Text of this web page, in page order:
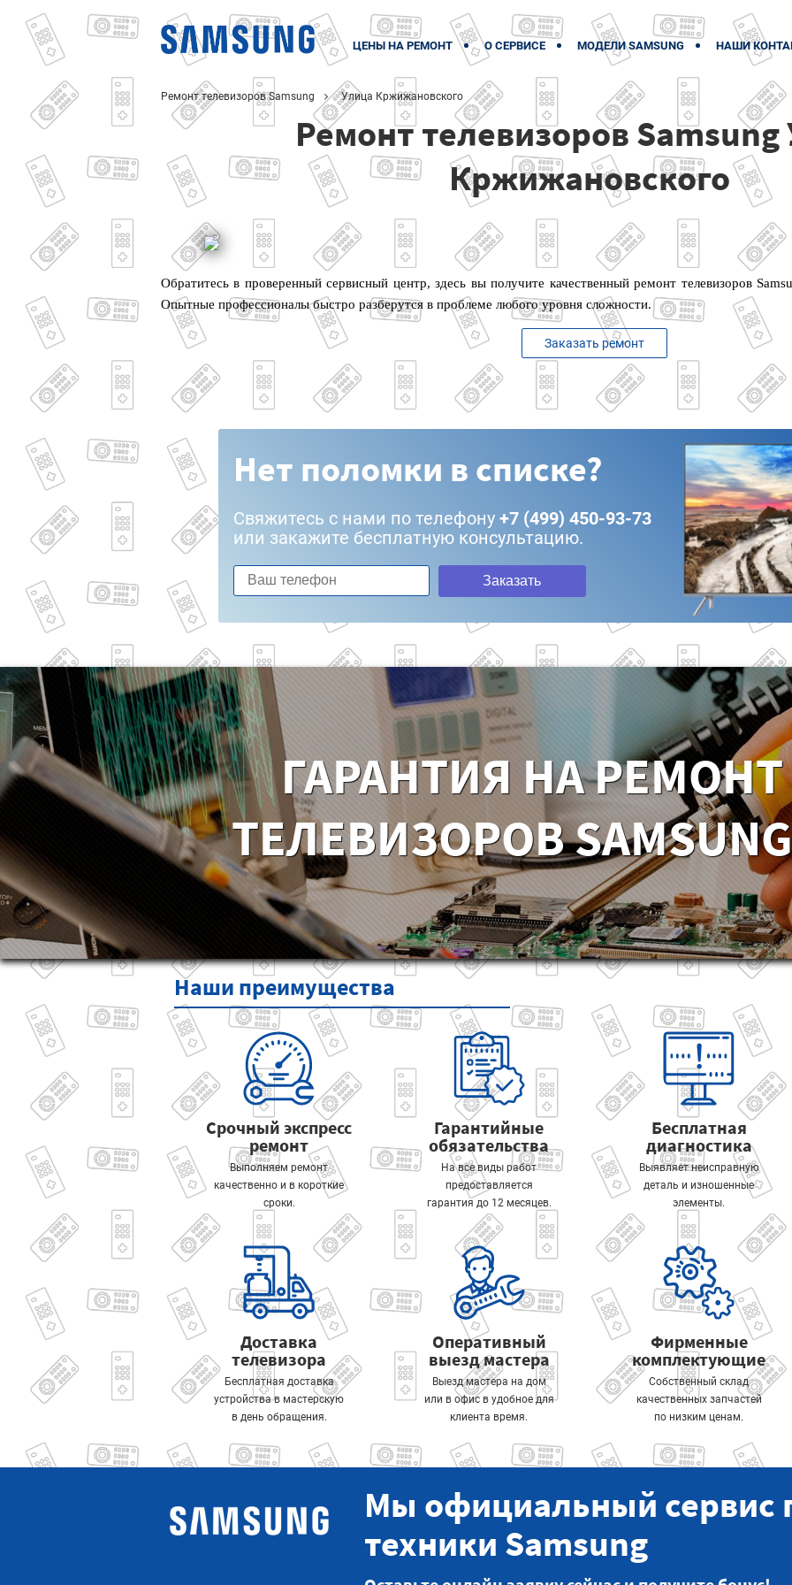
ЦЕНЫ НА РЕМОНТ О СЕРВИСЕ МОДЕЛИ SAMSUNG НАШИ
Ремонт телевизоров Samsung Улица Кржижановского
Ремонт телевизоров Samsung
Кржижановского
Обратитесь в проверенный сервисный центр, здесь вы получите качественный ремонт телевизоров
Опытные профессионалы быстро разберутся в проблеме любого уровня сложности.
Заказать ремонт
Нет поломки в списке?
Свяжитесь с нами по телефону +7 (499) 450-93-73
или закажите бесплатную консультацию.
Заказать
ГАРАНТИЯ НА РЕМОНТ
ТЕЛЕВИЗОРОВ
Наши преимущества
Срочный экспресс
ремонт
Выполняем ремонт
качественно и в короткие
сроки.
Гарантийные
обязательства
На все виды работ
предоставляется
гарантия до 12 месяцев.
Бесплатная
диагностика
Выявляет неисправную
деталь и изношенные
элементы.
Доставка
телевизора
Бесплатная доставка
устройства в мастерскую
в день обращения.
Оперативный
выезд мастера
Выезд мастера на дом
или в офис в удобное для
клиента время.
Фирменные
комплектующие
Собственный склад
качественных запчастей
по низким ценам.
Мы официальный сервис
техники Samsung